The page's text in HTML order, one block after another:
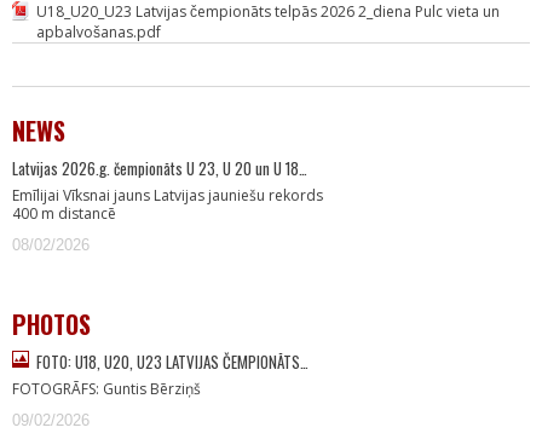
U18_U20_U23 Latvijas čempionāts telpās 2026 2_diena Pulc vieta un
apbalvošanas.pdf
NEWS
Latvijas 2026.g. čempionāts U 23, U 20 un U 18…
Emīlijai Vīksnai jauns Latvijas jauniešu rekords
400 m distancē
08/02/2026
PHOTOS
FOTO: U18, U20, U23 LATVIJAS ČEMPIONĀTS…
FOTOGRĀFS: Guntis Bērziņš
09/02/2026